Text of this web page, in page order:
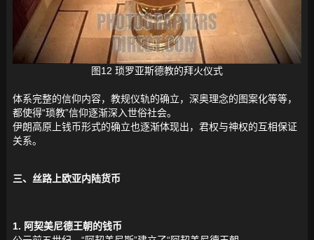
图12 琐罗亚斯德教的拜火仪式
体系完整的信仰内容，教规仪轨的确立，深奥理念的图案化等等，
都使得“琐教”信仰逐渐深入世俗社会。
伊朗高原上钱币形式的确立也逐渐体现出，君权与神权的互相保证
关系。
三、丝路上欧亚内陆货币
1. 阿契美尼德王朝的钱币